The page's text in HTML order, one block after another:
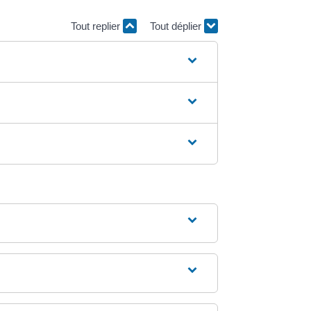
Tout replier Tout déplier